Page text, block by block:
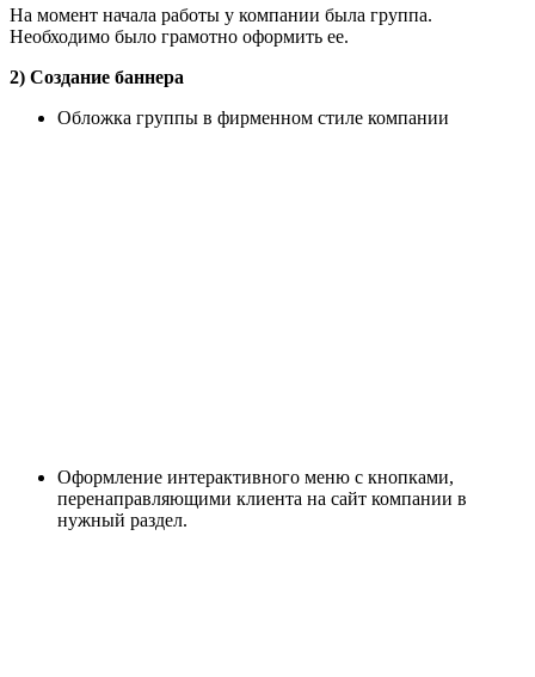
На момент начала работы у компании была группа.
Необходимо было грамотно оформить ее.
2) Создание баннера
Обложка группы в фирменном стиле компании
Оформление интерактивного меню с кнопками,
перенаправляющими клиента на сайт компании в
нужный раздел.